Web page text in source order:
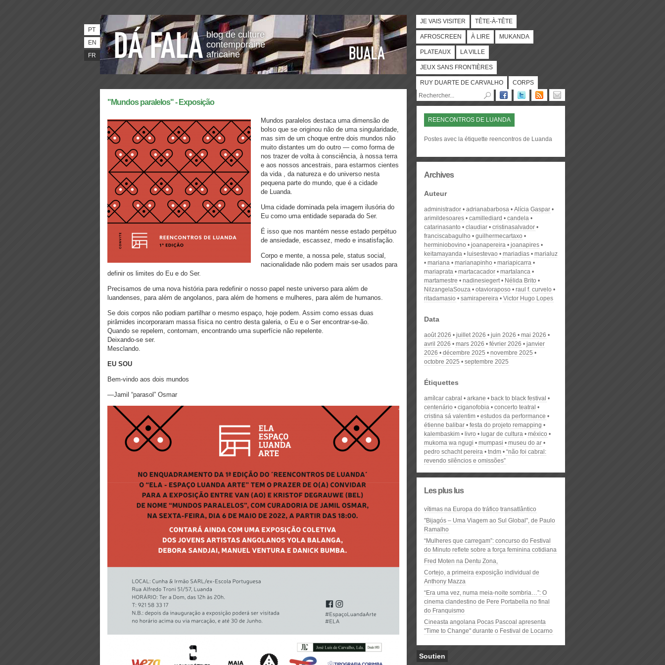
blog de culture
contemporaine
africaine
PT
EN
FR
JE VAIS VISITER TÊTE-À-TÊTE
AFROSCREEN À LIRE MUKANDA
PLATEAUX LA VILLE
JEUX SANS FRONTIÈRES
RUY DUARTE DE CARVALHO CORPS
"Mundos paralelos" - Exposição
Mundos paralelos destaca uma dimensão de
bolso que se originou não de uma singularidade,
mas sim de um choque entre dois mundos não
muito distantes um do outro — como forma de
nos trazer de volta à consciência, à nossa terra
e aos nossos ancestrais, para estarmos cientes
da vida , da natureza e do universo nesta
pequena parte do mundo, que é a cidade
de Luanda.
Uma cidade dominada pela imagem ilusória do
Eu como uma entidade separada do Ser.
É isso que nos mantém nesse estado perpétuo
de ansiedade, escassez, medo e insatisfação.
Corpo e mente, a nossa pele, status social,
nacionalidade não podem mais ser usados para
definir os limites do Eu e do Ser.
Precisamos de uma nova história para redefinir o nosso papel neste universo para além de
luandenses, para além de angolanos, para além de homens e mulheres, para além de humanos.
Se dois corpos não podiam partilhar o mesmo espaço, hoje podem. Assim como essas duas
pirâmides incorporaram massa física no centro desta galeria, o Eu e o Ser encontrar-se-ão.
Quando se repelem, contornam, encontrando uma superfície não repelente.
Deixando-se ser.
Mesclando.
EU SOU
Bem-vindo aos dois mundos
—Jamil “parasol” Osmar
REENCONTROS DE LUANDA
Postes avec la étiquette reencontros de Luanda
Archives
Auteur
administrador adrianabarbosa
Alícia Gaspar
arimildesoares
camillediard
candela
catarinasanto
claudiar
cristinasalvador
franciscabagulho
guilhermecartaxo
herminiobovino
joanapereira
joanapires
keitamayanda
luisestevao mariadias
marialuz
mariana
marianapinho
mariapicarra
mariaprata
martacacador
martalanca
martamestre
nadinesiegert
Nélida Brito
NilzangelaSouza
otavioraposo
raul f. curvelo
ritadamasio
samirapereira Victor Hugo Lopes
Data
août 2026 juillet 2026 juin 2026
mai 2026
avril 2026
mars 2026 février 2026
janvier
2026
décembre 2025
novembre 2025
octobre 2025
septembre 2025
Étiquettes
amílcar cabral arkane
back to black festival
centenário
ciganofobia
concerto teatral
cristina sá valentim
estudos da performance
étienne balibar
festa do projeto remapping
kalembaskim
livro lugar de cultura
méxico
mukoma wa ngugi
mumpasi
museu do ar
pedro schacht pereira
tndm
“não foi cabral:
revendo silêncios e omissões”
Les plus lus
vítimas na Europa do tráfico transatlântico
"Bijagós – Uma Viagem ao Sul Global", de Paulo
Ramalho
“Mulheres que carregam”: concurso do Festival
do Minuto reflete sobre a força feminina cotidiana
Fred Moten na Dentu Zona,
Cortejo, a primeira exposição individual de
Anthony Mazza
“Era uma vez, numa meia-noite sombria…”: O
cinema clandestino de Pere Portabella no final
do Franquismo
Cineasta angolana Pocas Pascoal apresenta
"Time to Change" durante o Festival de Locarno
Soutien